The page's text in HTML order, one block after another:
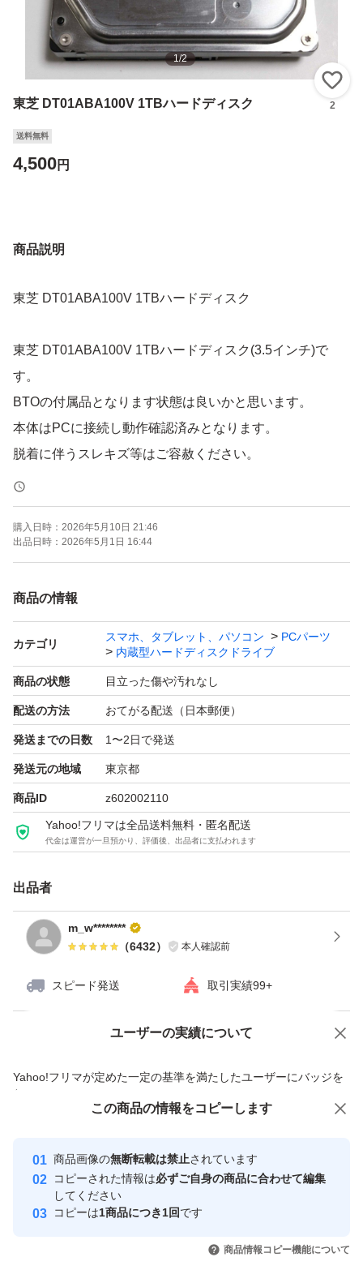
1/2
東芝 DT01ABA100V 1TBハードディスク 2
送料無料
4,500円
商品説明
東芝 DT01ABA100V 1TBハードディスク
東芝 DT01ABA100V 1TBハードディスク(3.5インチ)で
す。
BTOの付属品となります状態は良いかと思います。
本体はPCに接続し動作確認済みとなります。
脱着に伴うスレキズ等はご容赦ください。
購入日時： 2026年5月10日 21:46
出品日時： 2026年5月1日 16:44
商品の情報
カテゴリ
スマホ、タブレット、パソコン
PCパーツ
内蔵型ハードディスクドライブ
商品の状態 目立った傷や汚れなし
配送の方法 おてがる配送（日本郵便）
発送までの日数 1〜2日で発送
発送元の地域 東京都
商品ID z602002110
Yahoo!フリマは全品送料無料・匿名配送
代金は運営が一旦預かり、評価後、出品者に支払われます
出品者
m_w********
（6432） 本人確認前
スピード発送 取引実績99+
ユーザーの実績について
Yahoo!フリマが定めた一定の基準を満たしたユーザーにバッジを
付与しています
安心取引出品者
心・安全なユーザーです
取引実績
引を完了させた実績があります
価格の相談 商品への質問
この商品の情報をコピーします
商品画像の無断転載は禁止されています
コピーされた情報は必ずご自身の商品に合わせて編集
してください
コピーは1商品につき1回です
商品情報コピー機能について
この商品をみている人にオススメ